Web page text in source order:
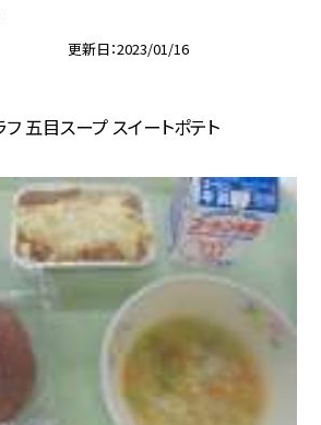
更新日 2023/01/16
五目スープ スイートポテト